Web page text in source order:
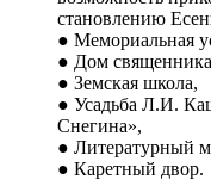
становлению
● Мемориальная
● Дом
● Земская школа,
● Усадьба Л.И.
Снегина»,
● Литературный
● Каретный двор.